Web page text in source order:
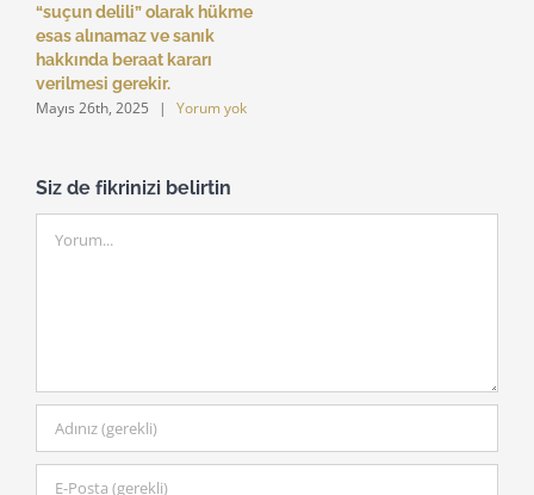
“suçun delili” olarak hükme
esas alınamaz ve sanık
hakkında beraat kararı
verilmesi gerekir.
Mayıs 26th, 2025 | Yorum yok
Siz de fikrinizi belirtin